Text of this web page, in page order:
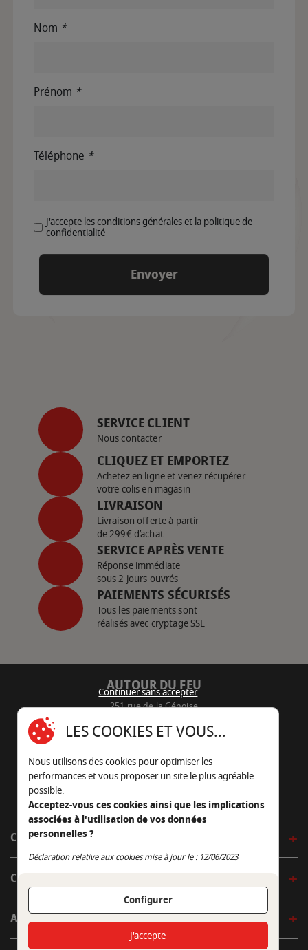
Nom *
Prénom *
Téléphone *
J'accepte les conditions générales et la politique de
confidentialité
SERVICE CLIENT
Nous contacter
CLIQUEZ ET EMPORTEZ
Achetez en ligne et venez récupérer
votre colis en magasin
LIVRAISON
Livraison offerte à partir
de 299€ d’achat
SERVICE APRÈS VENTE
Réponse immédiate
sous 2 jours ouvrés
PAIEMENTS SÉCURISÉS
Tous les paiements sont
réalisés avec cryptage SSL
AUTOUR DU FEU
251 rue de la Génoise
05 45 22 98 09
Nous envoyer un e-mail
CÔTÉ OUTDOOR
CÔTÉ INDOOR
AUTOUR DE LA TABLE
Continuer sans accepter
LES COOKIES ET VOUS...
Nous utilisons des cookies pour optimiser les
performances et vous proposer un site le plus agréable
possible.
Acceptez-vous ces cookies ainsi que les implications
associées à l'utilisation de vos données
personnelles ?
Déclaration relative aux cookies mise à jour le : 12/06/2023
Configurer
Continuer sans accepter
J'accepte